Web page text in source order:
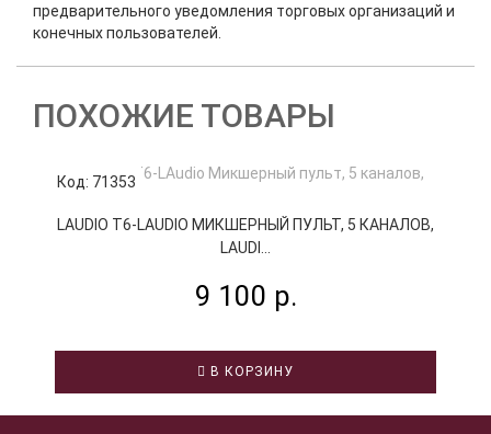
предварительного уведомления торговых организаций и
конечных пользователей.
ПОХОЖИЕ ТОВАРЫ
Код: 71353
LAUDIO T6-LAUDIO МИКШЕРНЫЙ ПУЛЬТ, 5 КАНАЛОВ,
LAUDI...
9 100 р.
В КОРЗИНУ